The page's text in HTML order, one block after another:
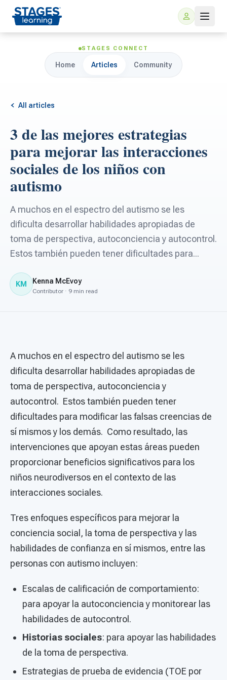
For Families
ARIS Home Learning
For Schools
For PreK & Sped Directors
For Superintendents
Connect
STAGES CONNECT
Home Articles Community
All articles
3 de las mejores estrategias
para mejorar las interacciones
sociales de los niños con
autismo
A muchos en el espectro del autismo se les
dificulta desarrollar habilidades apropiadas de
toma de perspectiva, autoconciencia y autocontrol.
Estos también pueden tener dificultades para...
KM Kenna McEvoy
Contributor · 9 min read
A muchos en el espectro del autismo se les
dificulta desarrollar habilidades apropiadas de
toma de perspectiva, autoconciencia y
autocontrol. Estos también pueden tener
dificultades para modificar las falsas creencias de
sí mismos y los demás. Como resultado, las
intervenciones que apoyan estas áreas pueden
proporcionar beneficios significativos para los
niños neurodiversos en el contexto de las
interacciones sociales.
Tres enfoques específicos para mejorar la
conciencia social, la toma de perspectiva y las
habilidades de confianza en sí mismos, entre las
personas con autismo incluyen:
Escalas de calificación de comportamiento:
para apoyar la autoconciencia y monitorear las
habilidades de autocontrol.
Historias sociales: para apoyar las habilidades
de la toma de perspectiva.
Estrategias de prueba de evidencia (TOE por